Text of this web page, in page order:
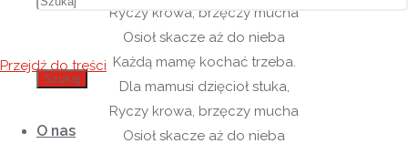
Szukaj
Przejdź do treści
O nas
Ryczy krowa, brzęczy mucha
Osioł skacze aż do nieba
Każdą mamę kochać trzeba.
Dla mamusi dzięcioł stuka,
Ryczy krowa, brzęczy mucha
Osioł skacze aż do nieba